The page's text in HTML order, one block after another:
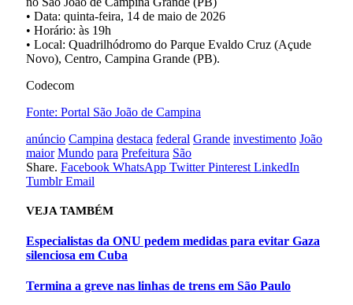
• Data: quinta-feira, 14 de maio de 2026
• Horário: às 19h
• Local: Quadrilhódromo do Parque Evaldo Cruz (Açude
Novo), Centro, Campina Grande (PB).
Codecom
Fonte: Portal São João de Campina
anúncio Campina destaca federal Grande investimento João
maior Mundo para Prefeitura São
Share. Facebook WhatsApp Twitter Pinterest LinkedIn
Tumblr Email
VEJA TAMBÉM
Especialistas da ONU pedem medidas para evitar Gaza
silenciosa em Cuba
Termina a greve nas linhas de trens em São Paulo